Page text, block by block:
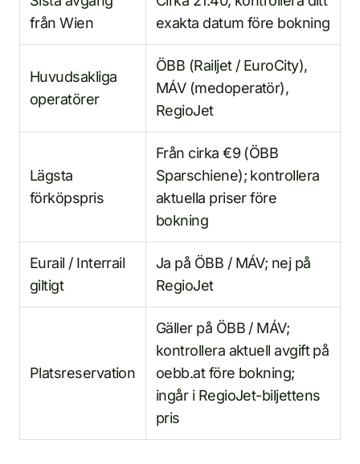
från Wien
exakta datum före bokning
Huvudsakliga
operatörer
ÖBB (Railjet / EuroCity),
MÁV (medoperatör),
RegioJet
Lägsta
förköpspris
Från cirka €9 (ÖBB
Sparschiene); kontrollera
aktuella priser före
bokning
Eurail / Interrail
giltigt
Ja på ÖBB / MÁV; nej på
RegioJet
Platsreservation
Gäller på ÖBB / MÁV;
kontrollera aktuell avgift på
oebb.at före bokning;
ingår i RegioJet-biljettens
pris